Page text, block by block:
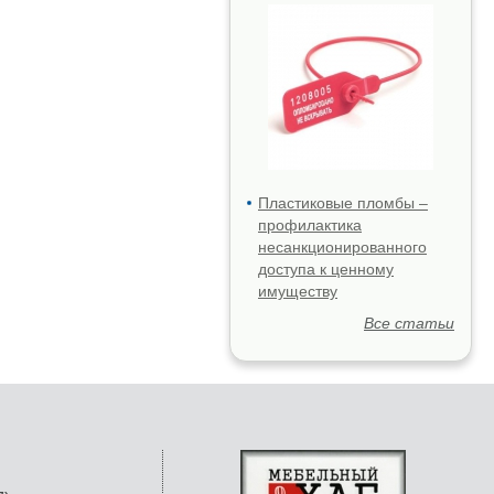
Пластиковые пломбы –
профилактика
несанкционированного
доступа к ценному
имуществу
Все статьи